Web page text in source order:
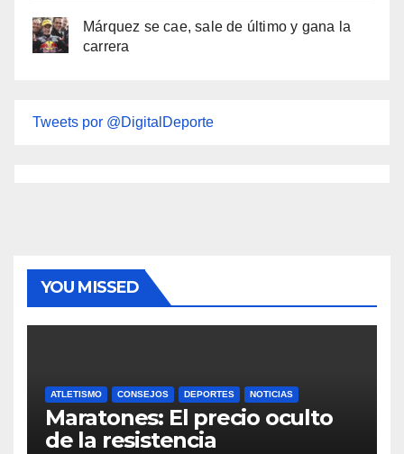
Márquez se cae, sale de último y gana la
carrera
Tweets por @DigitalDeporte
YOU MISSED
ATLETISMO CONSEJOS DEPORTES NOTICIAS
Maratones: El precio oculto
de la resistencia